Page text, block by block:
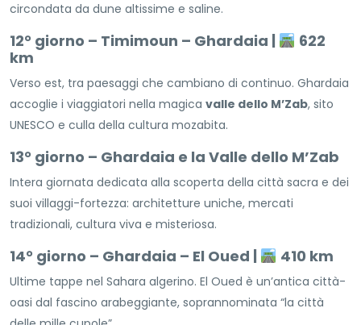
circondata da dune altissime e saline.
12° giorno – Timimoun – Ghardaia |
622
km
Verso est, tra paesaggi che cambiano di continuo. Ghardaia
accoglie i viaggiatori nella magica valle dello M’Zab, sito
UNESCO e culla della cultura mozabita.
13° giorno – Ghardaia e la Valle dello M’Zab
Intera giornata dedicata alla scoperta della città sacra e dei
suoi villaggi-fortezza: architetture uniche, mercati
tradizionali, cultura viva e misteriosa.
14° giorno – Ghardaia – El Oued | 410 km
Ultime tappe nel Sahara algerino. El Oued è un’antica città-
oasi dal fascino arabeggiante, soprannominata “la città